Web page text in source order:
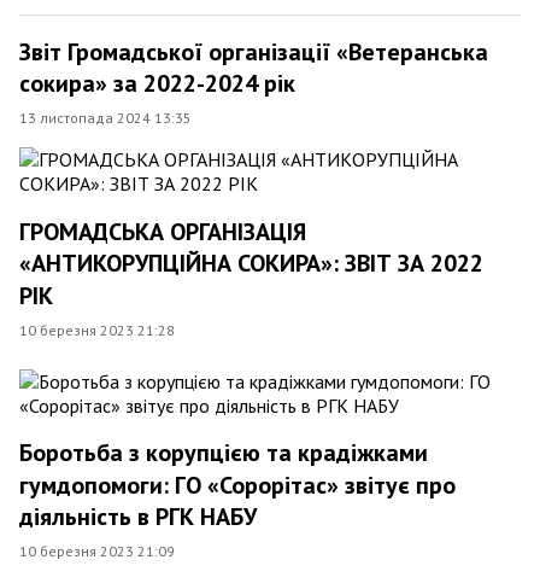
Звіт Громадської організації «Ветеранська
сокира» за 2022-2024 рік
13 листопада 2024 13:35
ГРОМАДСЬКА ОРГАНІЗАЦІЯ
«АНТИКОРУПЦІЙНА СОКИРА»: ЗВІТ ЗА 2022
РІК
10 березня 2023 21:28
Боротьба з корупцією та крадіжками
гумдопомоги: ГО «Сорорітас» звітує про
діяльність в РГК НАБУ
10 березня 2023 21:09